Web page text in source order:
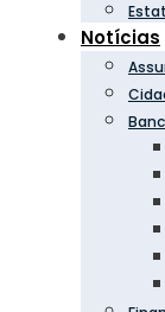
Notícias